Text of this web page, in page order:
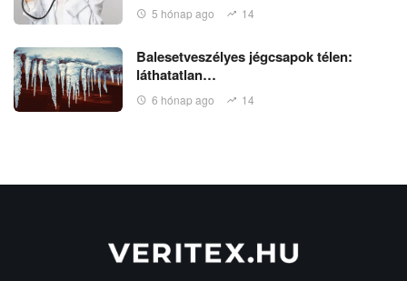
5 hónap ago 14
Balesetveszélyes jégcsapok télen:
láthatatlan…
6 hónap ago 14